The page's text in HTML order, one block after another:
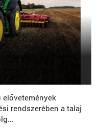
elővetemények
rendszerében a talaj